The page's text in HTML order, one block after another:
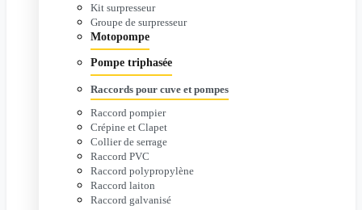
Kit surpresseur
Groupe de surpresseur
Motopompe
Pompe triphasée
Raccords pour cuve et pompes
Raccord pompier
Crépine et Clapet
Collier de serrage
Raccord PVC
Raccord polypropylène
Raccord laiton
Raccord galvanisé